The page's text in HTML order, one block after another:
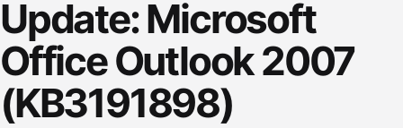
Update: Microsoft
Office Outlook 2007
(KB3191898)